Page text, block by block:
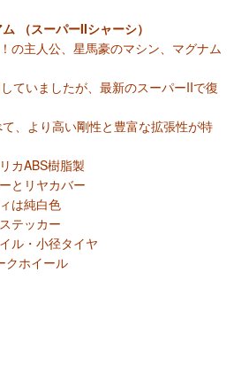
（スーパーIIシャーシ）
の主人公、星馬豪のマシン、マグナム
ていましたが、最新のスーパーIIで復
、より高い剛性と豊富な拡張性が特
カABS樹脂製
とリヤカバー
は純白色
テッカー
ル・小径タイヤ
クホイール